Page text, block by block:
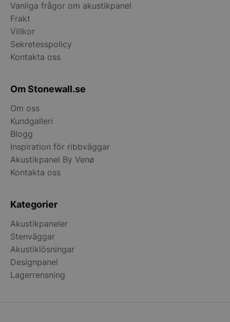
Vanliga frågor om akustikpanel
Frakt
Villkor
Sekretesspolicy
Kontakta oss
Om Stonewall.se
Om oss
Kundgalleri
Blogg
Inspiration för ribbväggar
Akustikpanel By Venø
Kontakta oss
Kategorier
Akustikpaneler
Stenväggar
Akustiklösningar
Designpanel
Lagerrensning
VISITOR_PRIVACY_METADATA
woocommerce_items_in_cart
woocommerce_recently_viewed